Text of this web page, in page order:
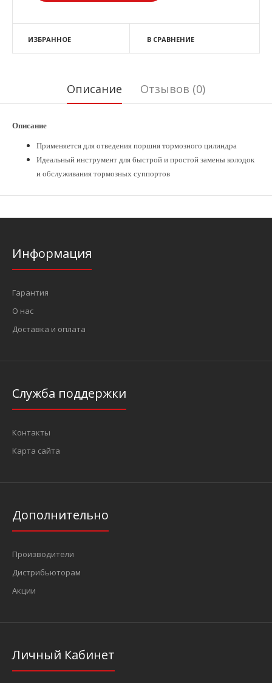
ИЗБРАННОЕ В СРАВНЕНИЕ
Описание Отзывов (0)
Описание
Применяется для отведения поршня тормозного цилиндра
Идеальный инструмент для быстрой и простой замены колодок
и обслуживания тормозных суппортов
Информация
Гарантия
О нас
Доставка и оплата
Служба поддержки
Контакты
Карта сайта
Дополнительно
Производители
Дистрибьюторам
Акции
Личный Кабинет